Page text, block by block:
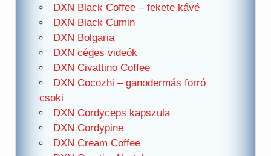
DXN Black Coffee – fekete kávé
DXN Black Cumin
DXN Bolgaria
DXN céges videók
DXN Civattino Coffee
DXN Cocozhi – ganodermás forró
csoki
DXN Cordyceps kapszula
DXN Cordypine
DXN Cream Coffee